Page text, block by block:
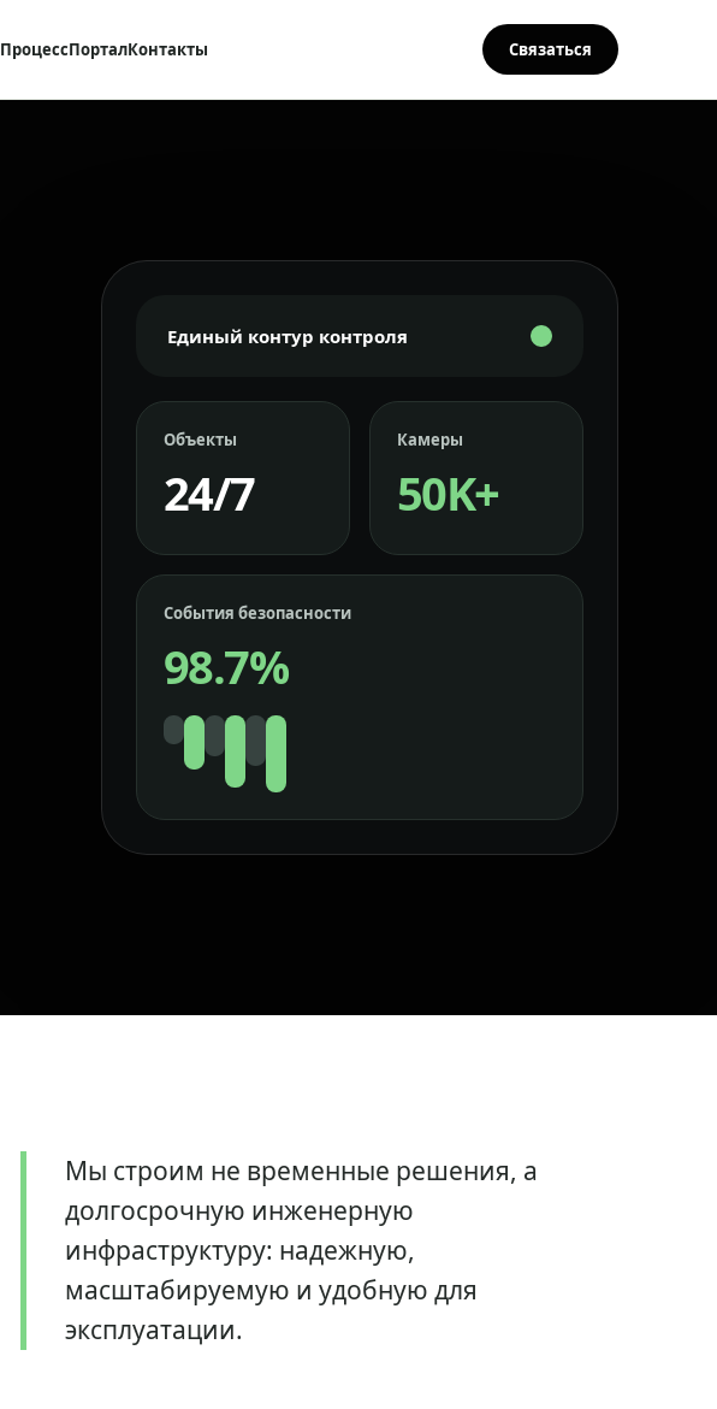
ПроцессПорталКонтакты Связаться
Единый контур контроля
Объекты
24/7
Камеры
50K+
События безопасности
98.7%
Мы строим не временные решения, а
долгосрочную инженерную
инфраструктуру: надежную,
масштабируемую и удобную для
эксплуатации.